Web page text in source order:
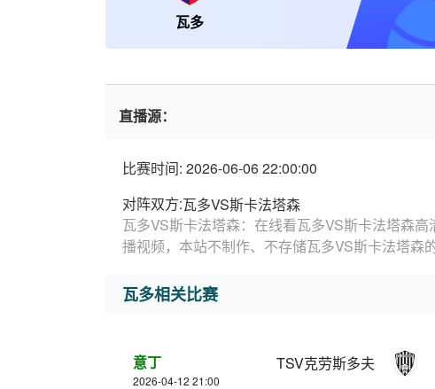
瓦多
直播源：
比赛时间: 2026-06-06 22:00:00
对阵双方:瓦多VS斯卡法塔森
瓦多VS斯卡法塔森：在线看瓦多VS斯卡法塔森
播视频，本站不制作、不存储瓦多VS斯卡法塔森
瓦多相关比赛
意丁
2026-04-12 21:00
TSV克劳斯多夫